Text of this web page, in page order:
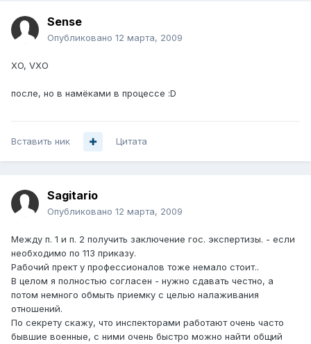
Sense
Опубликовано 12 марта, 2009
XO, VXO
после, но в намёками в процессе :D
Вставить ник Цитата
Sagitario
Опубликовано 12 марта, 2009
Между п. 1 и п. 2 получить заключение гос. экспертизы. - если
необходимо по 113 приказу.
Рабочий прект у профессионалов тоже немало стоит..
В целом я полностью согласен - нужно сдавать честно, а
потом немного обмыть приемку с целью налаживания
отношений.
По секрету скажу, что инспекторами работают очень часто
бывшие военные, с ними очень быстро можно найти общий